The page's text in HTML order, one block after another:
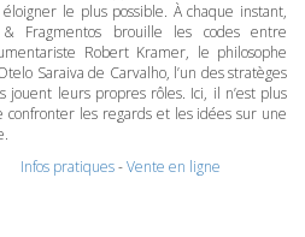
le plus possible. À chaque instant,
Fragmentos brouille les codes entre
Robert Kramer, le philosophe
Saraiva de Carvalho, l’un des stratèges
leurs propres rôles. Ici, il n’est plus
les regards et les idées sur une
Infos pratiques-Vente en ligne